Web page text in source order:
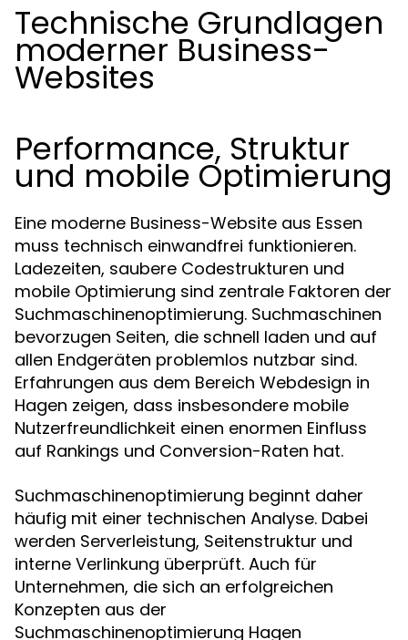
Technische Grundlagen
moderner Business-
Websites
Performance, Struktur
und mobile Optimierung
Eine moderne Business-Website aus Essen
muss technisch einwandfrei funktionieren.
Ladezeiten, saubere Codestrukturen und
mobile Optimierung sind zentrale Faktoren der
Suchmaschinenoptimierung. Suchmaschinen
bevorzugen Seiten, die schnell laden und auf
allen Endgeräten problemlos nutzbar sind.
Erfahrungen aus dem Bereich Webdesign in
Hagen zeigen, dass insbesondere mobile
Nutzerfreundlichkeit einen enormen Einfluss
auf Rankings und Conversion-Raten hat.
Suchmaschinenoptimierung beginnt daher
häufig mit einer technischen Analyse. Dabei
werden Serverleistung, Seitenstruktur und
interne Verlinkung überprüft. Auch für
Unternehmen, die sich an erfolgreichen
Konzepten aus der
Suchmaschinenoptimierung Hagen